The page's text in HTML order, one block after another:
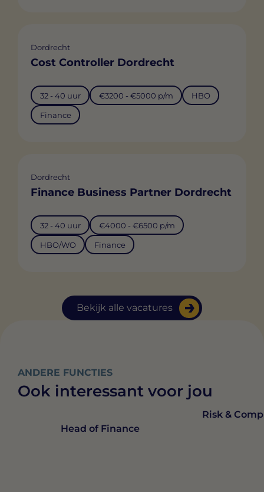
Bekijk alle vacatures
Dordrecht
Cost Controller Dordrecht
32 - 40 uur €3200 - €5000 p/m HBO
Finance
Dordrecht
Finance Business Partner Dordrecht
32 - 40 uur €4000 - €6500 p/m
HBO/WO Finance
ANDERE FUNCTIES
Ook interessant voor jou
Head of Finance
Risk &